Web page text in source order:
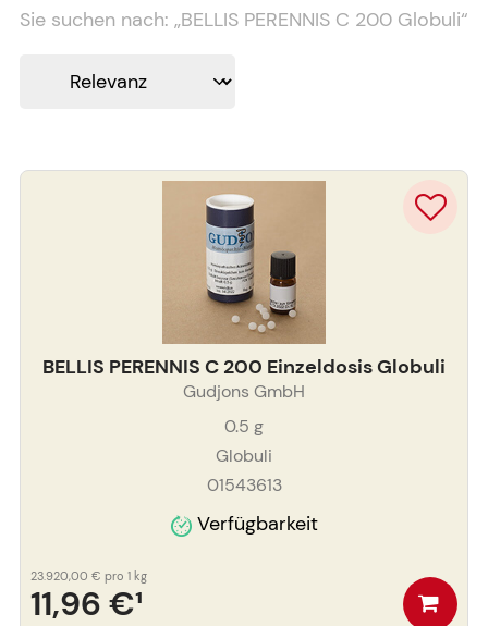
Sie suchen nach: „BELLIS PERENNIS C 200 Globuli“
BELLIS PERENNIS C 200 Einzeldosis Globuli
Gudjons GmbH
0.5 g
Globuli
01543613
Verfügbarkeit
11,96 €¹
23.920,00 € pro 1 kg